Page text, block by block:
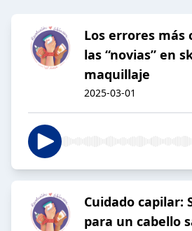
Los errores más
las “novias” en
maquillaje
2025-03-01
Cuidado capilar:
para un cabello